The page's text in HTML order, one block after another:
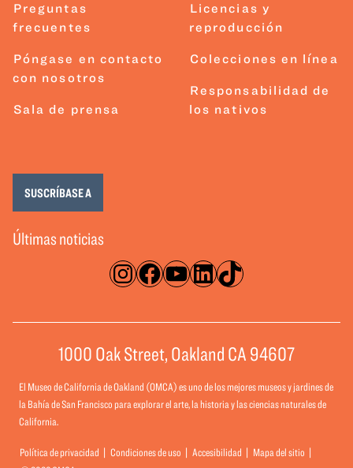
Preguntas
frecuentes
Póngase en contacto
con nosotros
Sala de prensa
Licencias y
reproducción
Colecciones en línea
Responsabilidad de
los nativos
Instagram
Facebook
YouTube
LinkedIn
TikTok
Últimas noticias
SUSCRÍBASE A
1000 Oak Street, Oakland CA 94607
El Museo de California de Oakland (OMCA) es uno de los mejores museos y jardines de
la Bahía de San Francisco para explorar el arte, la historia y las ciencias naturales de
California.
Política de privacidad Condiciones de uso Accesibilidad
Mapa del sitio